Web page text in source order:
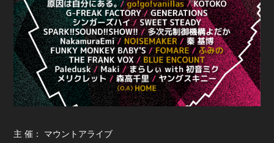
主 催： マウントアライブ